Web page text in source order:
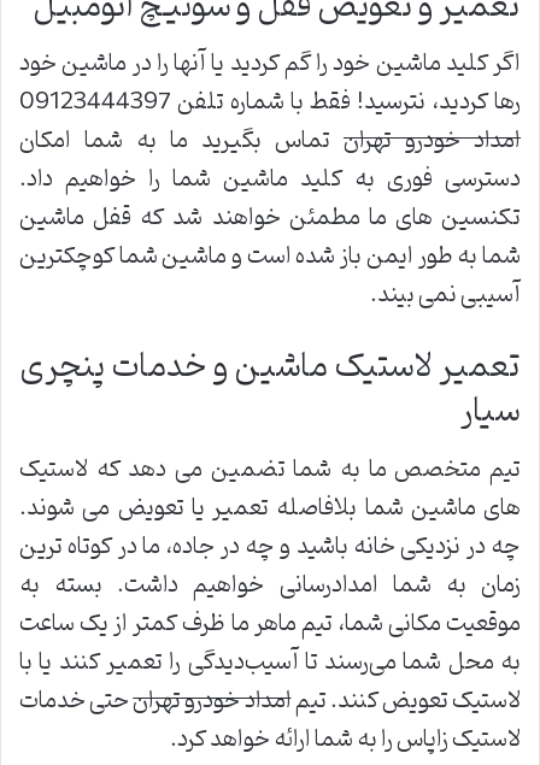
اگر کلید ماشین خود را گم کردید یا آنها را در ماشین خود
رها کردید، نترسید! فقط با شماره تلفن 09123444397
امداد خودرو تهران تماس بگیرید ما به شما امکان
دسترسی فوری به کلید ماشین شما را خواهیم داد.
تکنسین های ما مطمئن خواهند شد که قفل ماشین
شما به طور ایمن باز شده است و ماشین شما کوچکترین
آسیبی نمی بیند.
تعمیر لاستیک ماشین و خدمات پنچری
سیار
تیم متخصص ما به شما تضمین می دهد که لاستیک
های ماشین شما بلافاصله تعمیر یا تعویض می شوند.
چه در نزدیکی خانه باشید و چه در جاده، ما در کوتاه ترین
زمان به شما امدادرسانی خواهیم داشت. بسته به
موقعیت مکانی شما، تیم ماهر ما ظرف کمتر از یک ساعت
به محل شما می‌رسند تا آسیب‌دیدگی را تعمیر کنند یا با
لاستیک تعویض کنند. تیمامداد خودرو تهرانحتی خدمات
لاستیک زاپاس را به شما ارائه خواهد کرد.